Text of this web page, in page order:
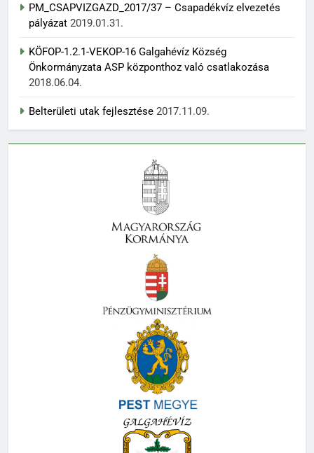
PM_CSAPVIZGAZD_2017/37 – Csapadékvíz elvezetés
pályázat 2019.01.31.
KÖFOP-1.2.1-VEKOP-16 Galgahévíz Község
Önkormányzata ASP központhoz való csatlakozása
2018.06.04.
Belterületi utak fejlesztése 2017.11.09.